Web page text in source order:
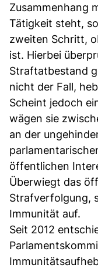
Zusammenhang
Tätigkeit steht,
zweiten Schritt,
ist. Hierbei
Straftatbestand
nicht der Fall,
Scheint jedoch
wägen sie
an der
öffentlichen
Überwiegt das
Strafverfolgung,
Immunität auf.
Seit 2012